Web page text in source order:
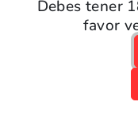
Debes tener
favor